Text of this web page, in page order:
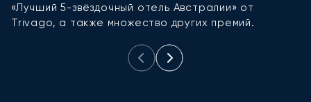
«Лучший 5-звёздочный отель Австралии» от
Trivago, а также множество других премий.